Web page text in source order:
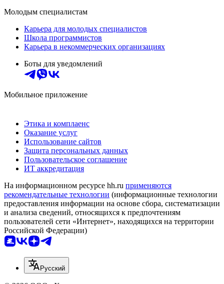
Молодым специалистам
Карьера для молодых специалистов
Школа программистов
Карьера в некоммерческих организациях
Боты для уведомлений
Мобильное приложение
Этика и комплаенс
Оказание услуг
Использование сайтов
Защита персональных данных
Пользовательское соглашение
ИТ аккредитация
На информационном ресурсе hh.ru применяются
рекомендательные технологии (информационные технологии
предоставления информации на основе сбора, систематизации
и анализа сведений, относящихся к предпочтениям
пользователей сети «Интернет», находящихся на территории
Российской Федерации)
Русский